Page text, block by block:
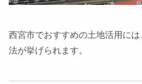
西宮市でおすすめの土地活用に
法が挙げられます。